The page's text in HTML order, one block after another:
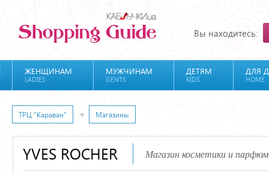
Вы находитесь:
ЖЕНЩИНАМ
LADIES
МУЖЧИНАМ
GENTS
ДЕТЯМ
KIDS
ДЛЯ
HOME
ТРЦ "Караван" Магазины
YVES ROCHER Магазин косметики и